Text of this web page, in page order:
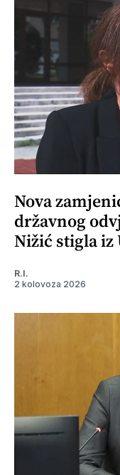
Nova
državnog
Nižić stigla iz
R.I.
2 kolovoza 2026